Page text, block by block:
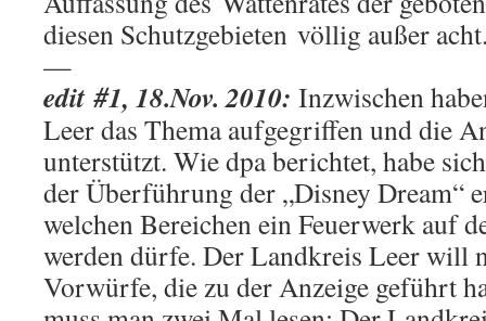
diesen Schutzgebieten völlig außer
—
edit #1, 18.Nov. 2010: Inzwischen
Leer das Thema aufgegriffen und die
unterstützt. Wie dpa berichtet, habe
der Überführung der „Disney Dream“
welchen Bereichen ein Feuerwerk auf
werden dürfe. Der Landkreis Leer will
Vorwürfe, die zu der Anzeige geführt